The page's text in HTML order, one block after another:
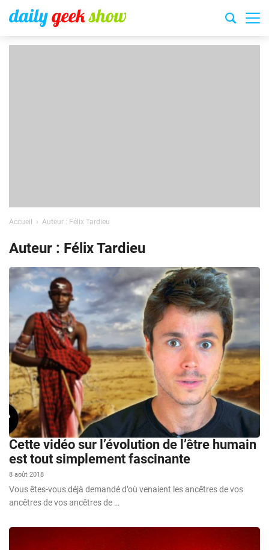
Accueil Auteur : Félix Tardieu
Auteur : Félix Tardieu
Cette vidéo sur l’évolution de l’être humain
est tout simplement fascinante
8 août 2018
Vous êtes-vous déjà demandé d’où venaient les ancêtres de vos
ancêtres de vos ancêtres de …